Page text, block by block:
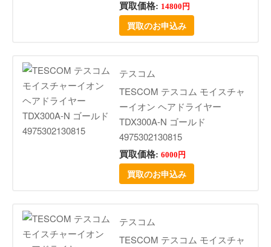
買取価格: 14800円
買取のお申込み
テスコム
TESCOM テスコム モイスチャ
ーイオン ヘアドライヤー
TDX300A-N ゴールド
4975302130815
買取価格: 6000円
買取のお申込み
テスコム
TESCOM テスコム モイスチャ